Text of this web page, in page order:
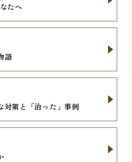
たへ
語
対策と「治った」事例